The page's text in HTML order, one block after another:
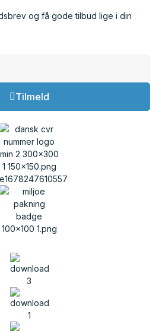
og få gode tilbud lige i din
Tilmeld